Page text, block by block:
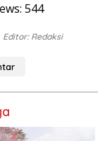
544
Editor: Redaksi